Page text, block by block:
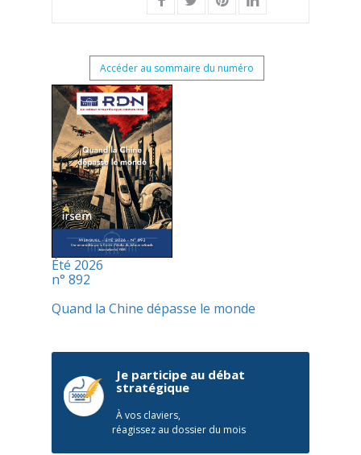
Accéder au sommaire du numéro
Été 2026
n° 892
Quand la Chine dépasse le monde
Je participe au débat
stratégique
À vos claviers,
réagissez au dossier du mois